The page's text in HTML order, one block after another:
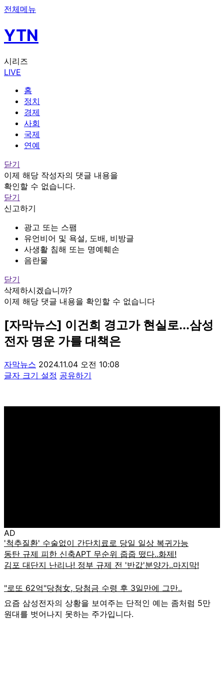
전체메뉴
YTN
시리즈
LIVE
홈
정치
경제
사회
국제
연예
닫기
이제 해당 작성자의 댓글 내용을
확인할 수 없습니다.
닫기
신고하기
광고 또는 스팸
유언비어 및 욕설, 도배, 비방글
사생활 침해 또는 명예훼손
음란물
닫기
삭제하시겠습니까?
이제 해당 댓글 내용을 확인할 수 없습니다
[자막뉴스] 이건희 경고가 현실로...삼성
전자 명운 가를 대책은
자막뉴스 2024.11.04 오전 10:08
글자 크기 설정 공유하기
AD
요즘 삼성전자의 상황을 보여주는 단적인 예는 좀처럼 5만
원대를 벗어나지 못하는 주가입니다.